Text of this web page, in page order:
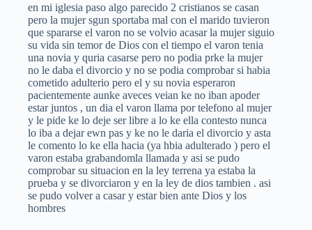
en mi iglesia paso algo parecido 2 cristianos se casan
pero la mujer sgun sportaba mal con el marido tuvieron
que spararse el varon no se volvio acasar la mujer siguio
su vida sin temor de Dios con el tiempo el varon tenia
una novia y quria casarse pero no podia prke la mujer
no le daba el divorcio y no se podia comprobar si habia
cometido adulterio pero el y su novia esperaron
pacientemente aunke aveces veian ke no iban apoder
estar juntos , un dia el varon llama por telefono al mujer
y le pide ke lo deje ser libre a lo ke ella contesto nunca
lo iba a dejar ewn pas y ke no le daria el divorcio y asta
le comento lo ke ella hacia (ya hbia adulterado ) pero el
varon estaba grabandomla llamada y asi se pudo
comprobar su situacion en la ley terrena ya estaba la
prueba y se divorciaron y en la ley de dios tambien . asi
se pudo volver a casar y estar bien ante Dios y los
hombres